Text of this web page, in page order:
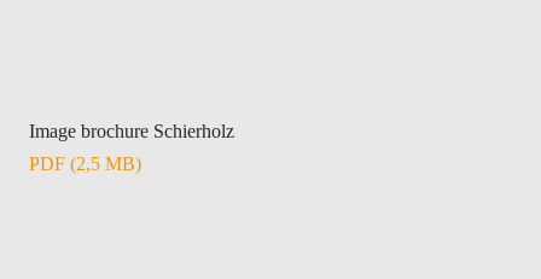
Image brochure Schierholz
PDF (2,5 MB)